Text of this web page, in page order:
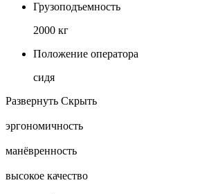
Грузоподъемность
2000 кг
Положение оператора
сидя
Развернуть Скрыть
эргономичность
манёвренность
высокое качество